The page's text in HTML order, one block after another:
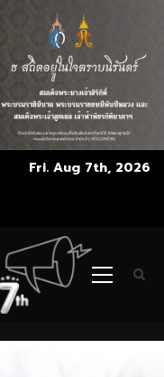
Fri. Aug 7th, 2026
Primary